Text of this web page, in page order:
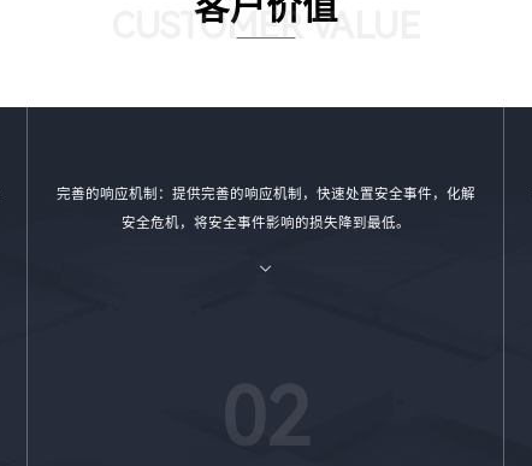
CUSTOMER VALUE
完善的响应机制：提供完善的响应机制，快速处置安全事件，化解
安全危机，将安全事件影响的损失降到最低。
02